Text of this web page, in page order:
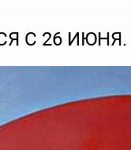
С 26 ИЮНЯ.